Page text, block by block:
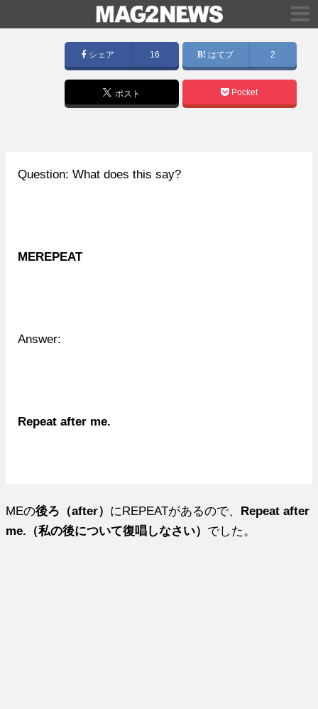
シェア 16 はてブ 2
ポスト Pocket
Question: What does this say?
MEREPEAT
Answer:
Repeat after me.
MEの後ろ（after） にREPEATがあるので、
Repeat after
me.（私の後について復唱しなさい） でした。